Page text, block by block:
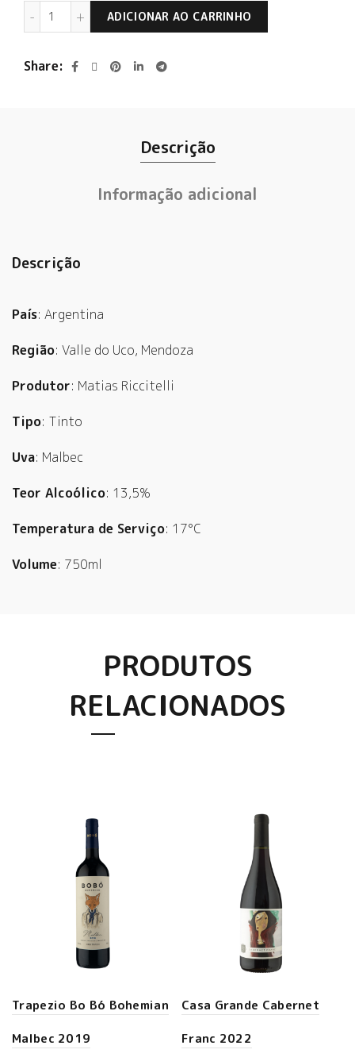
Riccitelli The Party Malbec 2020 quantidade
ADICIONAR AO CARRINHO
Share
Descrição
Informação adicional
Descrição
País: Argentina
Região: Valle do Uco, Mendoza
Produtor: Matias Riccitelli
Tipo: Tinto
Uva: Malbec
Teor Alcoólico: 13,5%
Temperatura de Serviço: 17°C
Volume: 750ml
PRODUTOS
RELACIONADOS
Trapezio Bo Bó Bohemian
Malbec 2019
Casa Grande Cabernet
Franc 2022